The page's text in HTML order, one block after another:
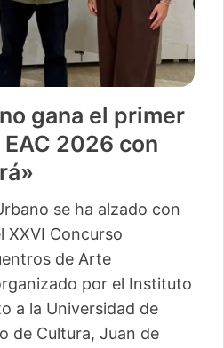
gana el primer
2026 con
se ha alzado con
XXVI Concurso
de Arte
por el Instituto
a la Universidad de
de Cultura, Juan de